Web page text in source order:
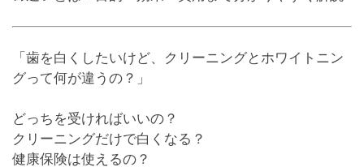
「歯を白くしたいけど、クリーニングとホワイトニン
グって何が違うの？」
どっちを受ければいいの？
クリーニングだけで白くなる？
健康保険は使えるの？